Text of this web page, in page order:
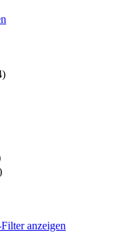
anzeigen